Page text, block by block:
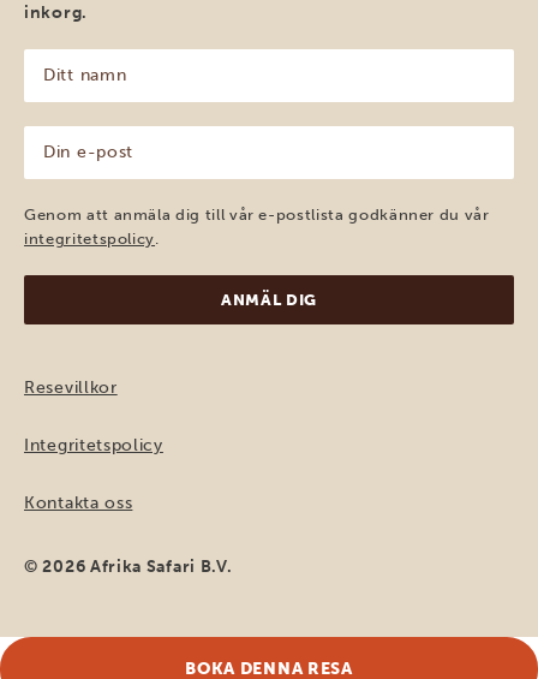
inkorg.
namn
(Obligatoriskt)
post
(Obligatoriskt)
Genom att anmäla dig till vår e-postlista godkänner du vår
integritetspolicy
Resevillkor
Integritetspolicy
Kontakta oss
© 2026 Afrika Safari B.V.
BOKA DENNA RESA